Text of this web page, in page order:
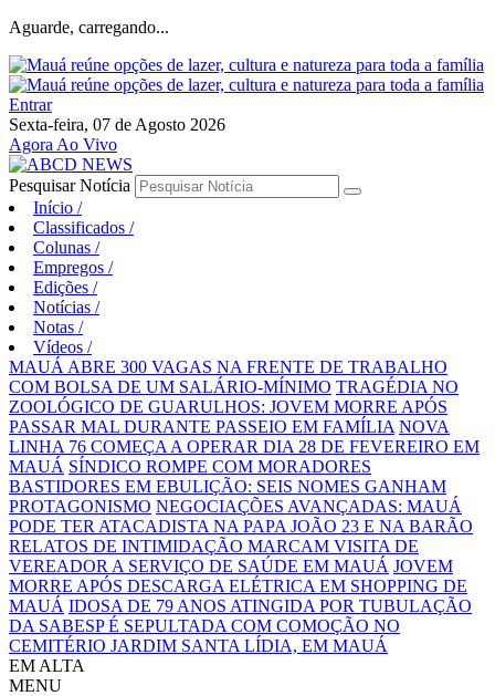
Aguarde, carregando...
Entrar
Sexta-feira, 07 de Agosto 2026
Agora Ao Vivo
Pesquisar Notícia
Início /
Classificados /
Colunas /
Empregos /
Edições /
Notícias /
Notas /
Vídeos /
MAUÁ ABRE 300 VAGAS NA FRENTE DE TRABALHO
COM BOLSA DE UM SALÁRIO-MÍNIMO TRAGÉDIA NO
ZOOLÓGICO DE GUARULHOS: JOVEM MORRE APÓS
PASSAR MAL DURANTE PASSEIO EM FAMÍLIA NOVA
LINHA 76 COMEÇA A OPERAR DIA 28 DE FEVEREIRO EM
MAUÁ SÍNDICO ROMPE COM MORADORES
BASTIDORES EM EBULIÇÃO: SEIS NOMES GANHAM
PROTAGONISMO NEGOCIAÇÕES AVANÇADAS: MAUÁ
PODE TER ATACADISTA NA PAPA JOÃO 23 E NA BARÃO
RELATOS DE INTIMIDAÇÃO MARCAM VISITA DE
VEREADOR A SERVIÇO DE SAÚDE EM MAUÁ JOVEM
MORRE APÓS DESCARGA ELÉTRICA EM SHOPPING DE
MAUÁ IDOSA DE 79 ANOS ATINGIDA POR TUBULAÇÃO
DA SABESP É SEPULTADA COM COMOÇÃO NO
CEMITÉRIO JARDIM SANTA LÍDIA, EM MAUÁ
EM ALTA
MENU